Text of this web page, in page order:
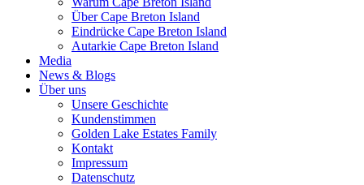
Über Cape Breton Island
Eindrücke Cape Breton Island
Autarkie Cape Breton Island
Media
News & Blogs
Über uns
Unsere Geschichte
Kundenstimmen
Golden Lake Estates Family
Kontakt
Impressum
Datenschutz